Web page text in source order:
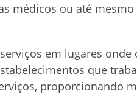
médicos ou até mesmo
em lugares onde
que
proporcionando